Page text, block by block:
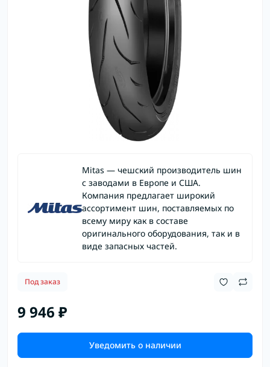
Mitas — чешский производитель шин
с заводами в Европе и США.
Компания предлагает широкий
ассортимент шин, поставляемых по
всему миру как в составе
оригинального оборудования, так и в
виде запасных частей.
Под заказ
9 946 ₽
Уведомить о наличии